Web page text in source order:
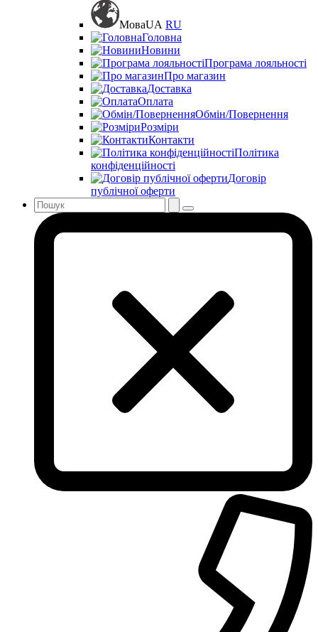
МоваUA RU
Головна
Новини
Програма лояльності
Про магазин
Доставка
Оплата
Обмін/Повернення
Розміри
Контакти
Політика
конфіденційності
Договір
публічної оферти